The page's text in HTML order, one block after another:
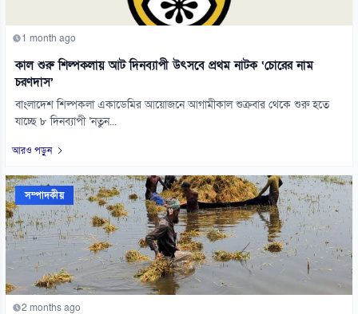
1 month ago
কাল শুরু শিল্পকলায় আট দিনব্যাপী উৎসবে প্রথম নাটক ‘চোরের নাম
চরণদাস’
বাংলাদেশ শিল্পকলা একাডেমির আয়োজনে আগামীকাল শুক্রবার থেকে শুরু হতে
যাচ্ছে ৮ দিনব্যাপী ‘নতুন...
আরও পড়ুন
সম্পাদকীয়
2 months ago